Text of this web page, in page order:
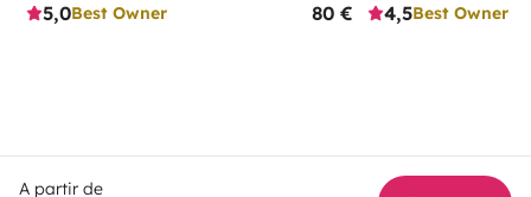
5,0Best Owner 80 €
4,5Best Owner
A partir de